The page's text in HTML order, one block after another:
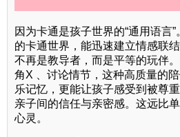
因为卡通是孩子世界的“通用语言
的卡通世界，能迅速建立情感联
不再是教导者，而是平等的玩伴
角X 、讨论情节，这种高质量的
乐记忆，更能让孩子感受到被尊
亲子间的信任与亲密感。这远比
心灵。